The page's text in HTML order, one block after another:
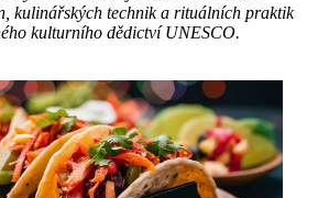
kulinářských technik a rituálních praktik
kulturního dědictví UNESCO.